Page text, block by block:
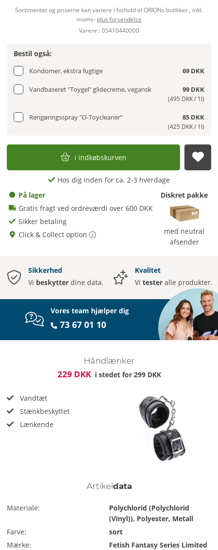
Sortimentet og priserne kan variere i forhold til ORIONs butikker., inkl.
moms- plus forsendelse
Varenr.: 05410440000
Bestil også:
Kondomer, ekstra fugtige 69 DKK
Vandbaseret "Toygel" glidecreme, vegansk 99 DKK
(495 DKK / 1l)
Rengøringsspray "O-Toycleaner“ 85 DKK
(425 DKK / 1l)
i indkøbskurven
Hos dig inden for ca. 2-3 hverdage
På lager
Gratis fragt ved ordreværdi over 600 DKK
Sikker betaling
Click & Collect option
Diskret pakke
med neutral
afsender
Sikkerhed
Vi beskytter dine data.
Kvalitet
Vi tester alle produkter.
Vores team hjælper dig
73 67 01 10
Håndlænker
229 DKK i stedet for 299 DKK
Vandtæt
Stænkbeskyttet
Lænkende
Artikeldata
Materiale:
Polychlorid (Polychlorid
(Vinyl)), Polyester, Metall
Farve:
sort
Mærke:
Fetish Fantasy Series Limited